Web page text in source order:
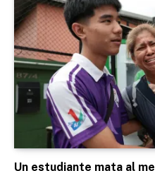
Un estudiante mata al